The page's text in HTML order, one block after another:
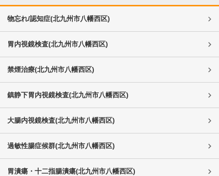
物忘れ/認知症(北九州市八幡西区)
胃内視鏡検査(北九州市八幡西区)
禁煙治療(北九州市八幡西区)
鎮静下胃内視鏡検査(北九州市八幡西区)
大腸内視鏡検査(北九州市八幡西区)
過敏性腸症候群(北九州市八幡西区)
胃潰瘍・十二指腸潰瘍(北九州市八幡西区)